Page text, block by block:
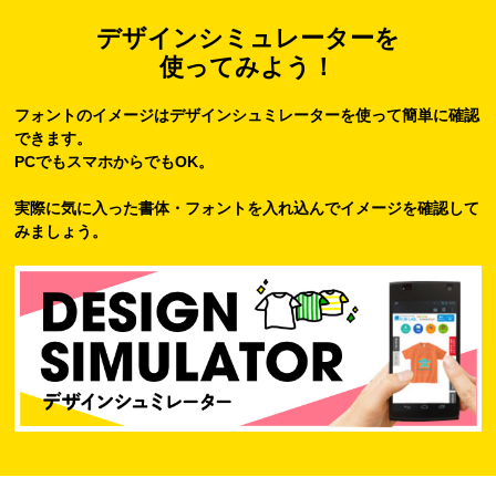
デザインシミュレーターを
使ってみよう！
フォントのイメージはデザインシュミレーターを使って簡単に確認
できます。
PCでもスマホからでもOK。
実際に気に入った書体・フォントを入れ込んでイメージを確認して
みましょう。